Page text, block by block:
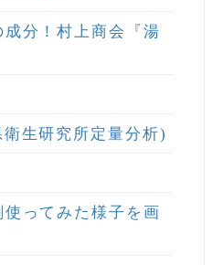
分！村上商会『湯
生研究所定量分析)
使ってみた様子を画